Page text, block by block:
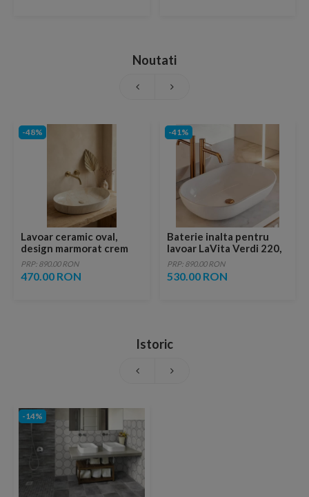
Noutati
-48%
Lavoar ceramic oval,
design marmorat crem
lucios cu vene aurii,
ventil inclus
PRP: 890.00 RON
470.00 RON
-41%
Baterie inalta pentru
lavoar LaVita Verdi 220,
fara ventil, brushed
copper
PRP: 890.00 RON
530.00 RON
Istoric
-14%